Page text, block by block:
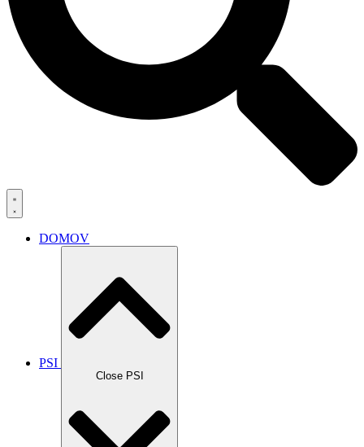
DOMOV
PSI
Close PSI